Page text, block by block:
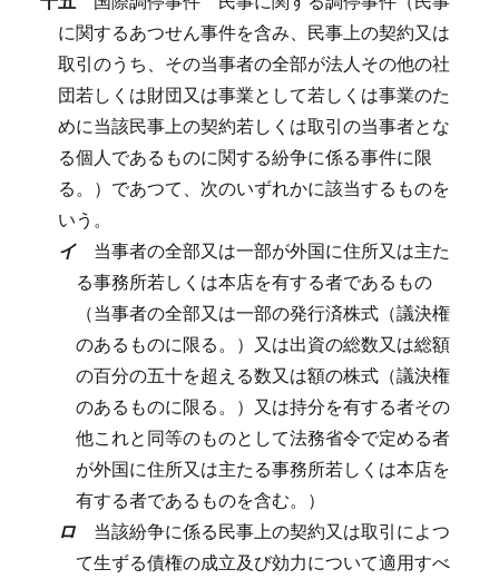
に関するあつせん事件を含み、民事上の契約又は
取引のうち、その当事者の全部が法人その他の社
団若しくは財団又は事業として若しくは事業のた
めに当該民事上の契約若しくは取引の当事者とな
る個人であるものに関する紛争に係る事件に限
る。）であつて、次のいずれかに該当するものを
いう。
イ 当事者の全部又は一部が外国に住所又は主た
る事務所若しくは本店を有する者であるもの
（当事者の全部又は一部の発行済株式（議決権
のあるものに限る。）又は出資の総数又は総額
の百分の五十を超える数又は額の株式（議決権
のあるものに限る。）又は持分を有する者その
他これと同等のものとして法務省令で定める者
が外国に住所又は主たる事務所若しくは本店を
有する者であるものを含む。）
ロ 当該紛争に係る民事上の契約又は取引によつ
て生ずる債権の成立及び効力について適用すべ